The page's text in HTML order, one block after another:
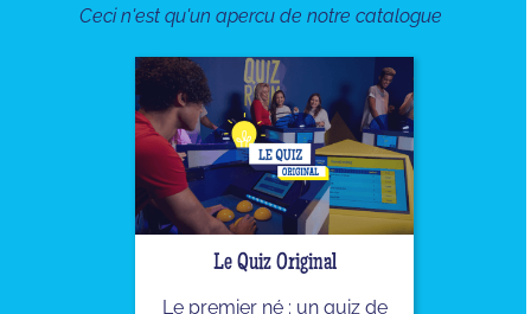
Ceci n'est qu'un apercu de notre catalogue
Le Quiz Original
Le premier né : un quiz de